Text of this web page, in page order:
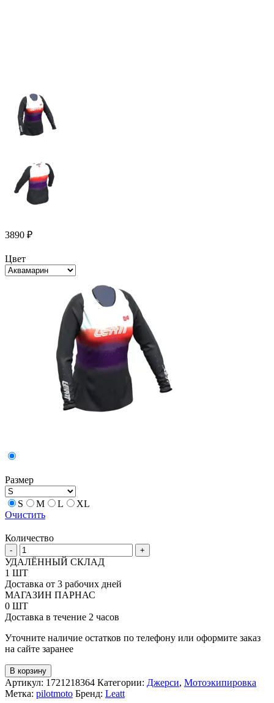
3890 ₽
Цвет
Размер
S M L
XL
Очистить
Количество
-
Количество
товара
Женская
джерси
Leatt
4.5
+
УДАЛЁННЫЙ СКЛАД
1 ШТ
Доставка от 3 рабочих дней
МАГАЗИН ПАРНАС
0 ШТ
Доставка в течение 2 часов
Уточните наличие остатков по телефону или оформите заказ
на сайте заранее
В корзину
Артикул: 1721218364 Категории: Джерси, Мотоэкипировка
Метка: pilotmoto Бренд: Leatt